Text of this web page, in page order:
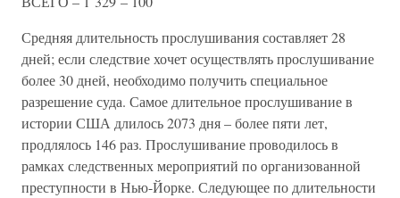
Средняя длительность прослушивания составляет 28
дней; если следствие хочет осуществлять прослушивание
более 30 дней, необходимо получить специальное
разрешение суда. Самое длительное прослушивание в
истории США длилось 2073 дня – более пяти лет,
продлялось 146 раз. Прослушивание проводилось в
рамках следственных мероприятий по организованной
преступности в Нью-Йорке. Следующее по длительности